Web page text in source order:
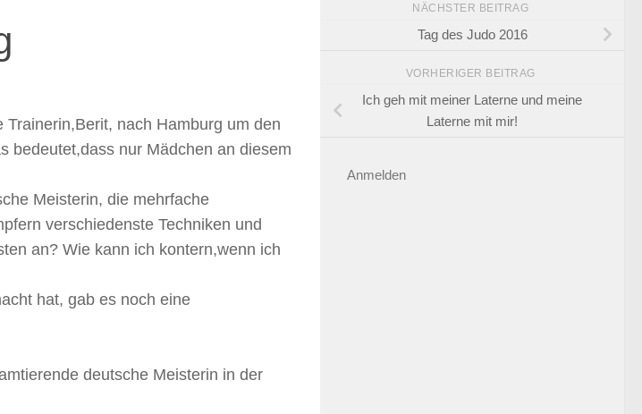
nach Hamburg um den
bedeutet,dass nur Mädchen an diesem
Meisterin, die mehrfache
verschiedenste Techniken und
an? Wie kann ich kontern,wenn ich
hat, gab es noch eine
deutsche Meisterin in der
NÄCHSTER BEITRAG
Tag des Judo 2016
VORHERIGER BEITRAG
Ich geh mit meiner Laterne und meine
Laterne mit mir!
Anmelden